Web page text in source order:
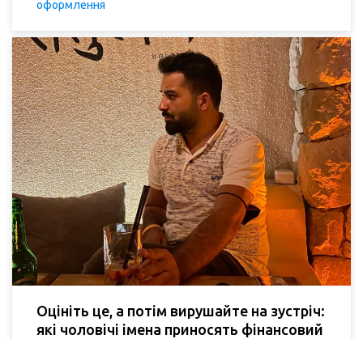
оформлення
Оцініть це, а потім вирушайте на зустріч:
які чоловічі імена приносять фінансовий